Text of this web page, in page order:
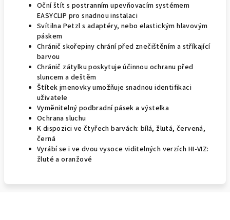
Oční štít s postranním upevňovacím systémem
EASYCLIP pro snadnou instalaci
Svítilna Petzl s adaptéry, nebo elastickým hlavovým
páskem
Chránič skořepiny chrání před znečištěním a stříkající
barvou
Chránič zátylku poskytuje účinnou ochranu před
sluncem a deštěm
Štítek jmenovky umožňuje snadnou identifikaci
uživatele
Vyměnitelný podbradní pásek a výstelka
Ochrana sluchu
K dispozici ve čtyřech barvách: bílá, žlutá, červená,
černá
Vyrábí se i ve dvou vysoce viditelných verzích HI-VIZ:
žluté a oranžové